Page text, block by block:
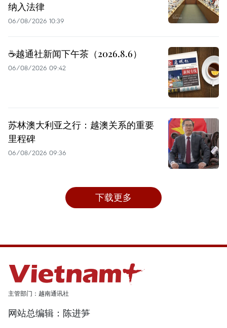
纳入法律
06/08/2026 10:39
☕️越通社新闻下午茶（2026.8.6）
06/08/2026 09:42
苏林澳大利亚之行：越澳关系的重要
里程碑
06/08/2026 09:36
下载更多
主管部门：越南通讯社
网站总编辑：陈进笋